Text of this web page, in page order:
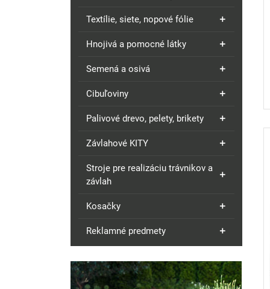
Textílie, siete, nopové fólie
Hnojivá a pomocné látky
Semená a osivá
Cibuľoviny
Palivové drevo, pelety, brikety
Závlahové KITY
Stroje pre realizáciu trávnikov a
závlah
Kosačky
Reklamné predmety